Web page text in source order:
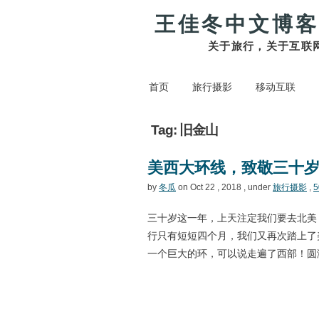
王佳冬中文博客
关于旅行，关于互联
首页 旅行摄影 移动互联
Tag: 旧金山
美西大环线，致敬三十
by 冬瓜 on Oct 22 , 2018 , under 旅行摄影 ,
三十岁这一年，上天注定我们要去北
行只有短短四个月，我们又再次踏上
一个巨大的环，可以说走遍了西部！圆